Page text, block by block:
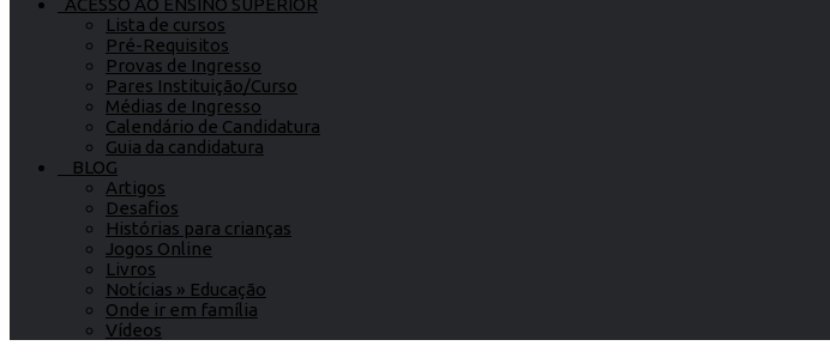
ACESSO AO ENSINO SUPERIOR
Lista de cursos
Pré-Requisitos
Provas de Ingresso
Pares Instituição/Curso
Médias de Ingresso
Calendário de Candidatura
Guia da candidatura
BLOG
Artigos
Desafios
Histórias para crianças
Jogos Online
Livros
Notícias » Educação
Onde ir em família
Vídeos